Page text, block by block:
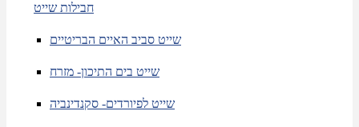
חבילות שייט
שייט סביב האיים הבריטיים
שייט בים התיכון- מזרח
שייט לפיורדים- סקנדינביה